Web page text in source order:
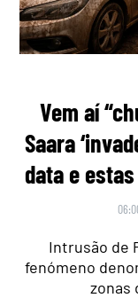
Vem aí
Saara
data e
Intrusão de
fenómeno